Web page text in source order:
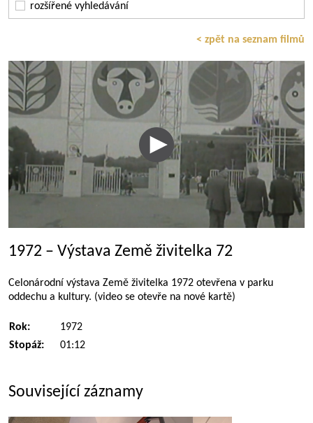
rozšířené vyhledávání
< zpět na seznam filmů
1972 – Výstava Země živitelka 72
Celonárodní výstava Země živitelka 1972 otevřena v parku
oddechu a kultury. (video se otevře na nové kartě)
Rok:
1972
Stopáž:
01:12
Související záznamy